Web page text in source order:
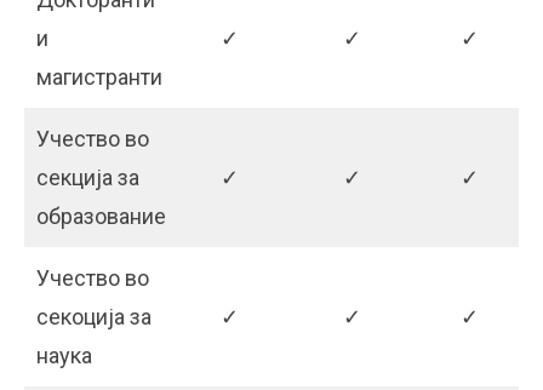
и
магистранти
✓ ✓ ✓
Учество во
секција за
образование
✓ ✓ ✓
Учество во
секоција за
наука
✓ ✓ ✓